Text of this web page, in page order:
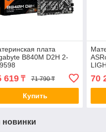
плата
B840M D2H 2-
619₸ 71 790 ₸
Купить
70